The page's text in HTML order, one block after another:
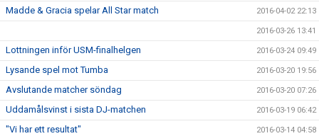
Madde & Gracia spelar All Star match 2016-04-02 22:13
2016-03-26 13:41
Lottningen inför USM-finalhelgen 2016-03-24 09:49
Lysande spel mot Tumba 2016-03-20 19:56
Avslutande matcher söndag 2016-03-20 07:26
Uddamålsvinst i sista DJ-matchen 2016-03-19 06:42
"Vi har ett resultat" 2016-03-14 04:58